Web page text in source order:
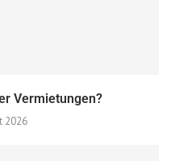
Vermietungen?
2026